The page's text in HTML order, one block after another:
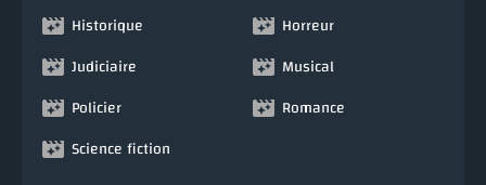
Historique
Horreur
Judiciaire
Musical
Policier
Romance
Science fiction